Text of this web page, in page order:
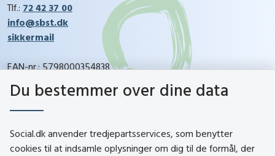
Tlf.: 72 42 37 00
info@sbst.dk
sikkermail
EAN-nr.: 5798000354838
CVR-nr.: 26144698
Du bestemmer over dine data
Social.dk anvender tredjepartsservices, som benytter
cookies til at indsamle oplysninger om dig til de formål, der